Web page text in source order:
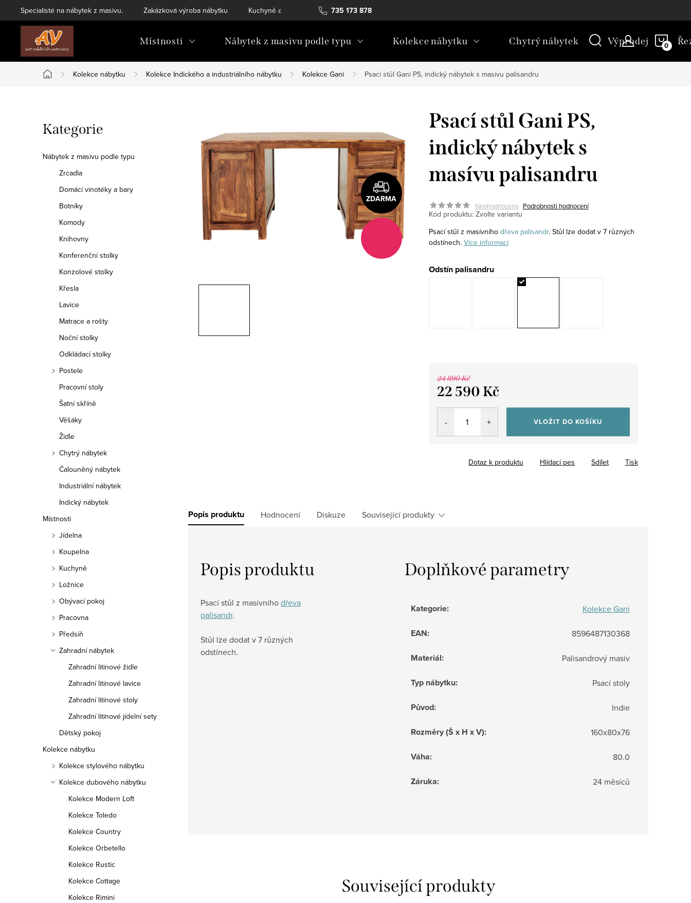
na
735 173 878
Specialisté na nábytek z masivu. Zakázková výroba nábytku Kuchyně a vestavný nábytek Katalogy ke stažení
Místnosti Nábytek z masivu podle typu Kolekce nábytku Chytrý nábytek Výprodej
Domů
Kolekce nábytku Kolekce Indického a industriálního nábytku Kolekce Gani Psací stůl Gani PS, indický nábytek s masívu palisandru
o
s
Přeskočit
kategorie
Kategorie
Nábytek z masivu podle typu
Zrcadla
Domácí vinotéky a bary
Botníky
Komody
Knihovny
Konferenční stolky
Konzolové stolky
Křesla
Lavice
Matrace a rošty
Noční stolky
Odkládací stolky
Postele
Pracovní stoly
Šatní skříně
Věšáky
Židle
Chytrý nábytek
Čalouněný nábytek
Industriální nábytek
Indický nábytek
Místnosti
Jídelna
Koupelna
Kuchyně
Ložnice
Obývací pokoj
Pracovna
Předsíň
Zahradní nábytek
Zahradní litinové židle
Zahradní litinové lavice
Zahradní litinové stoly
Zahradní litinové jídelní sety
Dětský pokoj
Kolekce nábytku
Kolekce stylového nábytku
Kolekce dubového nábytku
Kolekce Modern Loft
Kolekce Toledo
Kolekce Country
Kolekce Orbetello
Kolekce Rustic
Kolekce Cottage
Kolekce Rimini
ZDARMA
Psací stůl Gani PS,
indický nábytek s
masívu palisandru
Neohodnoceno Podrobnosti hodnocení
Kód produktu: Zvolte variantu
Psací stůl z masívního dřeva palisandr. Stůl lze dodat v 7 různých
odstínech. Více informací
Odstín palisandru
24 890 Kč
22 590 Kč
Měrná
VLOŽIT DO KOŠÍKU
Tisk
Dotaz k produktu Hlídací pes Sdílet
Popis produktu Hodnocení Diskuze Související produkty
Popis produktu
Psací stůl z masívníhodřeva
palisandr.
Stůl lze dodat v 7 různých
odstínech.
Doplňkové parametry
Kategorie: Kolekce Gani
EAN: 8596487130368
Materiál: Palisandrový masiv
Typ nábytku: Psací stoly
Původ: Indie
Rozměry (Š x H x V): 160x80x76
Váha: 80.0
Záruka: 24 měsíců
Související produkty